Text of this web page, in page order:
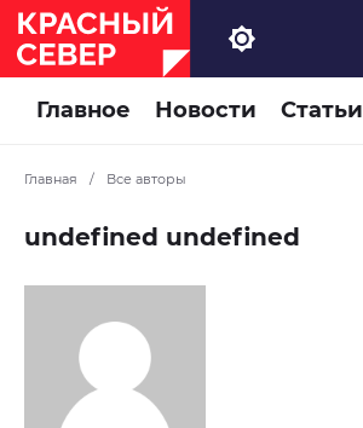
Главное Новости Статьи
Главная / Все авторы
undefined undefined